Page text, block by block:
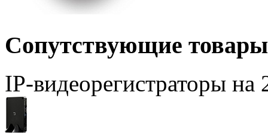
Сопутствующие товары
IP-видеорегистраторы на